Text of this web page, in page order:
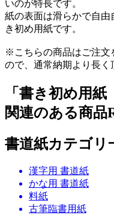
いのが特長です。
紙の表面は滑らかで自
き初め用紙です。
※こちらの商品はご注文
ので、通常納期より長く
「書き初め用
関連のある商品
書道紙カテゴリ
漢字用 書道紙
かな用 書道紙
料紙
古筆臨書用紙